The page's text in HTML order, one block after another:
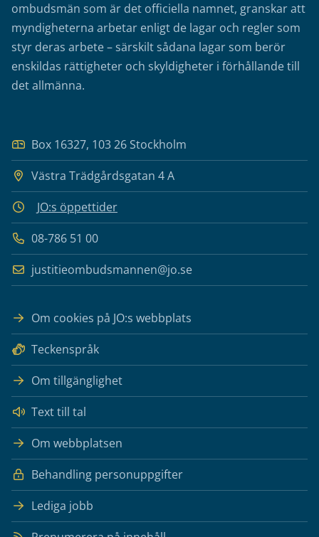
ombudsmän som är det officiella namnet, granskar att
myndigheterna arbetar enligt de lagar och regler som
styr deras arbete – särskilt sådana lagar som berör
enskildas rättigheter och skyldigheter i förhållande till
det allmänna.
Box 16327, 103 26 Stockholm
Västra Trädgårdsgatan 4 A
JO:s öppettider
08-786 51 00
justitieombudsmannen@jo.se
Om cookies på JO:s webbplats
Teckenspråk
Om tillgänglighet
Text till tal
Om webbplatsen
Behandling personuppgifter
Lediga jobb